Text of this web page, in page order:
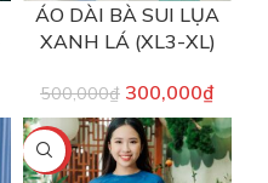
ÁO DÀI BÀ SUI LỤA
XANH LÁ (XL3-XL)
500,000₫ 300,000₫
-50%